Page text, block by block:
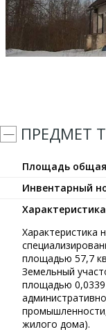
ПРЕДМЕТ
Площадь
Инвентарный
Характеристика
площадью 57,7
Земельный
площадью 0,0339
жилого дома).